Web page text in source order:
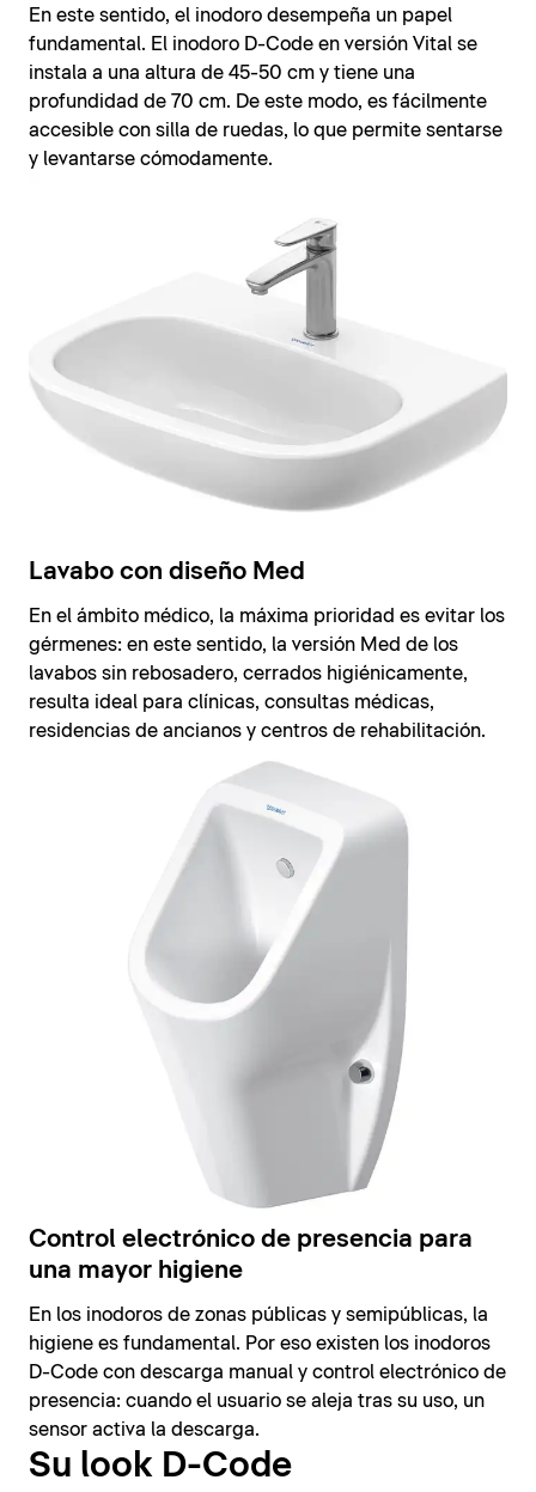
En este sentido, el inodoro desempeña un papel
fundamental. El inodoro D-Code en versión Vital se
instala a una altura de 45-50 cm y tiene una
profundidad de 70 cm. De este modo, es fácilmente
accesible con silla de ruedas, lo que permite sentarse
y levantarse cómodamente.
Lavabo con diseño Med
En el ámbito médico, la máxima prioridad es evitar los
gérmenes: en este sentido, la versión Med de los
lavabos sin rebosadero, cerrados higiénicamente,
resulta ideal para clínicas, consultas médicas,
residencias de ancianos y centros de rehabilitación.
Control electrónico de presencia para
una mayor higiene
En los inodoros de zonas públicas y semipúblicas, la
higiene es fundamental. Por eso existen los inodoros
D-Code con descarga manual y control electrónico de
presencia: cuando el usuario se aleja tras su uso, un
sensor activa la descarga.
Su look D-Code